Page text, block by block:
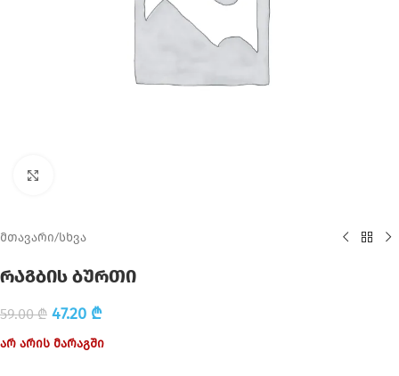
მთავარი/სხვა
რაგბის ბურთი
59.00₾ 47.20 ₾
არ არის მარაგში